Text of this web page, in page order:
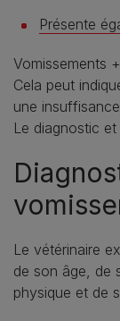
Présente
Vomissements
Cela peut
une
Le diagnostic
Le vétérinaire
de son âge, de
physique et de